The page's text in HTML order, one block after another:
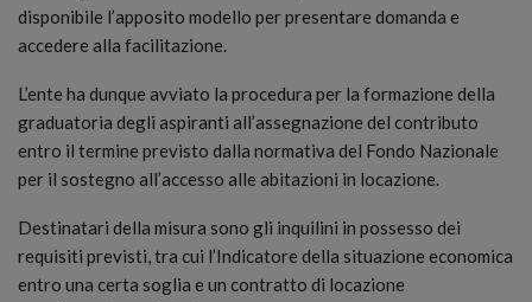
disponibile l’apposito modello per presentare domanda e
accedere alla facilitazione.
L’ente ha dunque avviato la procedura per la formazione della
graduatoria degli aspiranti all’assegnazione del contributo
entro il termine previsto dalla normativa del Fondo Nazionale
per il sostegno all’accesso alle abitazioni in locazione.
Destinatari della misura sono gli inquilini in possesso dei
requisiti previsti, tra cui l’Indicatore della situazione economica
entro una certa soglia e un contratto di locazione